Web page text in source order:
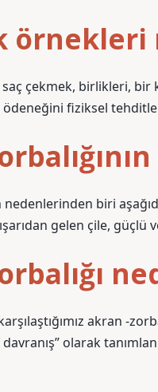
çekmek, birlikleri, bir
ödeneğini fiziksel
nedenlerinden biri
gelen çile,
akran -
olarak